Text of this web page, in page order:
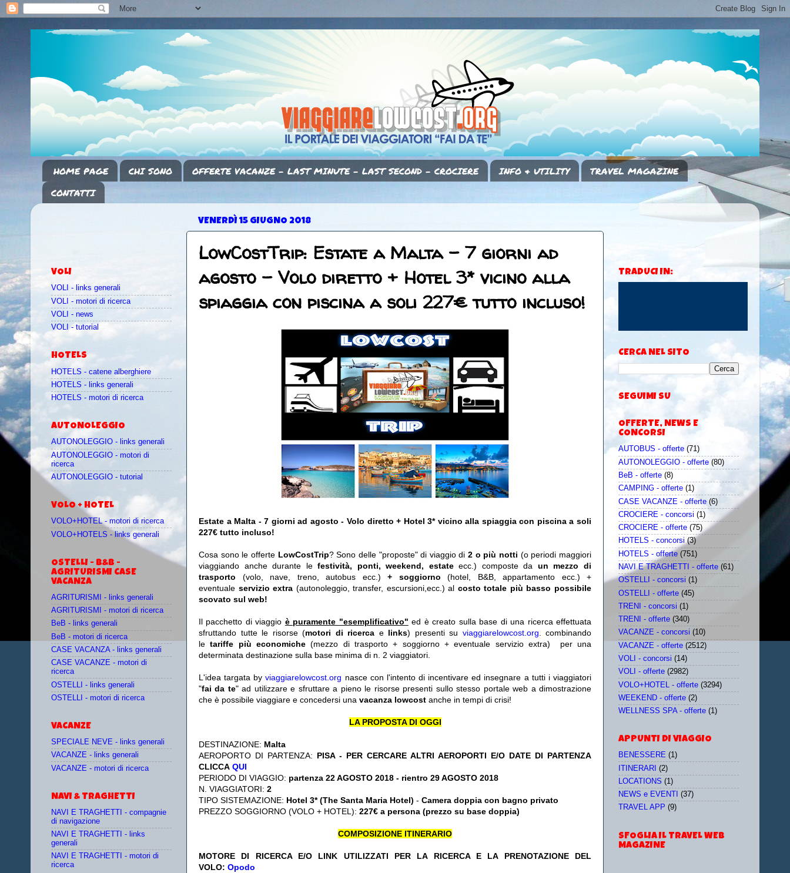
HOME PAGE CHI SONO OFFERTE VACANZE - LAST MINUTE - LAST SECOND - CROCIERE INFO & UTILITY
TRAVEL MAGAZINE
CONTATTI
VENERDÌ 15 GIUGNO 2018
LowCostTrip: Estate a Malta - 7 giorni ad
agosto - Volo diretto + Hotel 3* vicino alla
spiaggia con piscina a soli 227€ tutto incluso!
Estate a Malta - 7 giorni ad agosto - Volo diretto + Hotel 3* vicino alla spiaggia con piscina a soli
227€ tutto incluso!
Cosa sono le offerte LowCostTrip? Sono delle "proposte" di viaggio di2 o più notti (o periodi maggiori
viaggiando anche durante lefestività, ponti, weekend, estateecc.) composte da un mezzo di
trasporto (volo, nave, treno, autobus ecc.) + soggiorno (hotel, B&B, appartamento ecc.) +
eventuale servizio extra (autonoleggio, transfer, escursioni,ecc.) al costo totale più basso possibile
scovato sul web!
Il pacchetto di viaggio è puramente "esemplificativo" ed è creato sulla base di una ricerca effettuata
sfruttando tutte le risorse (motori di ricerca e links) presenti su viaggiarelowcost.org . combinando
le tariffe più economiche(mezzo di trasporto + soggiorno + eventuale servizio extra)
per una
determinata destinazione sulla base minima di n. 2 viaggiatori.
L'idea targata byviaggiarelowcost.org nasce con l'intento di incentivare ed insegnare a tutti i viaggiatori
"fai da te" ad utilizzare e sfruttare a pieno le risorse presenti sullo stesso portale web a dimostrazione
che è possibile viaggiare e concedersi una vacanza lowcost anche in tempi di crisi!
LA PROPOSTA DI OGGI
DESTINAZIONE: Malta
AEROPORTO DI PARTENZA: PISA - PER CERCARE ALTRI AEROPORTI E/O DATE DI PARTENZA
CLICCA QUI
PERIODO DI VIAGGIO: partenza 22 AGOSTO 2018 - rientro 29 AGOSTO 2018
N. VIAGGIATORI: 2
TIPO SISTEMAZIONE: Hotel 3* (The Santa Maria Hotel) - Camera doppia con bagno privato
PREZZO SOGGIORNO (VOLO + HOTEL): 227€ a persona (prezzo su base doppia)
COMPOSIZIONE ITINERARIO
MOTORE DI RICERCA E/O LINK UTILIZZATI PER LA RICERCA E LA PRENOTAZIONE DEL
VOLO: Opodo
VOLI
VOLI - links generali
VOLI - motori di ricerca
VOLI - news
VOLI - tutorial
HOTELS
HOTELS - catene alberghiere
HOTELS - links generali
HOTELS - motori di ricerca
AUTONOLEGGIO
AUTONOLEGGIO - links generali
AUTONOLEGGIO - motori di
ricerca
AUTONOLEGGIO - tutorial
VOLO + HOTEL
VOLO+HOTEL - motori di ricerca
VOLO+HOTELS - links generali
OSTELLI - B&B -
AGRITURISMI CASE
VACANZA
AGRITURISMI - links generali
AGRITURISMI - motori di ricerca
BeB - links generali
BeB - motori di ricerca
CASE VACANZA - links generali
CASE VACANZE - motori di
ricerca
OSTELLI - links generali
OSTELLI - motori di ricerca
VACANZE
SPECIALE NEVE - links generali
VACANZE - links generali
VACANZE - motori di ricerca
NAVI & TRAGHETTI
NAVI E TRAGHETTI - compagnie
di navigazione
NAVI E TRAGHETTI - links
generali
NAVI E TRAGHETTI - motori di
ricerca
TRADUCI IN:
CERCA NEL SITO
SEGUIMI SU
OFFERTE, NEWS E
CONCORSI
AUTOBUS - offerte (71)
AUTONOLEGGIO - offerte (80)
BeB - offerte (8)
CAMPING - offerte (1)
CASE VACANZE - offerte (6)
CROCIERE - concorsi (1)
CROCIERE - offerte (75)
HOTELS - concorsi (3)
HOTELS - offerte (751)
NAVI E TRAGHETTI - offerte (61)
OSTELLI - concorsi (1)
OSTELLI - offerte (45)
TRENI - concorsi (1)
TRENI - offerte (340)
VACANZE - concorsi (10)
VACANZE - offerte (2512)
VOLI - concorsi (14)
VOLI - offerte (2982)
VOLO+HOTEL - offerte (3294)
WEEKEND - offerte (2)
WELLNESS SPA - offerte (1)
APPUNTI DI VIAGGIO
BENESSERE (1)
ITINERARI (2)
LOCATIONS (1)
NEWS e EVENTI
(37)
TRAVEL APP (9)
SFOGLIA IL TRAVEL WEB
MAGAZINE